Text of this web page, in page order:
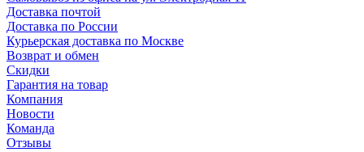
Доставка почтой
Доставка по России
Курьерская доставка по Москве
Возврат и обмен
Скидки
Гарантия на товар
Компания
Новости
Команда
Отзывы